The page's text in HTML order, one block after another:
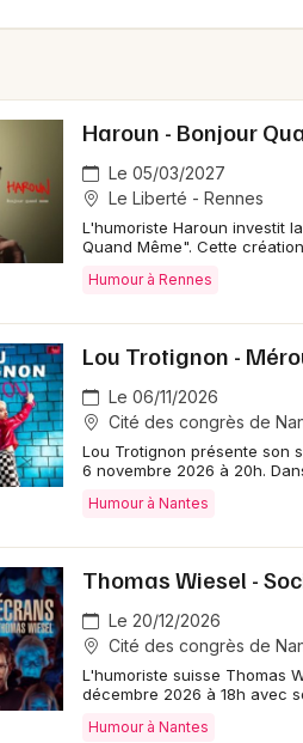
Haroun - Bonjour
Le 05/03/2027
Le Liberté - Rennes
L'humoriste Haroun investit
Quand Même". Cette
Humour à Rennes
Lou Trotignon -
Le 06/11/2026
Cité des congrès de
Lou Trotignon présente son
6 novembre 2026 à 20h.
Humour à Nantes
Thomas Wiesel -
Le 20/12/2026
Cité des congrès de
L'humoriste suisse Thomas
décembre 2026 à 18h avec
Humour à Nantes